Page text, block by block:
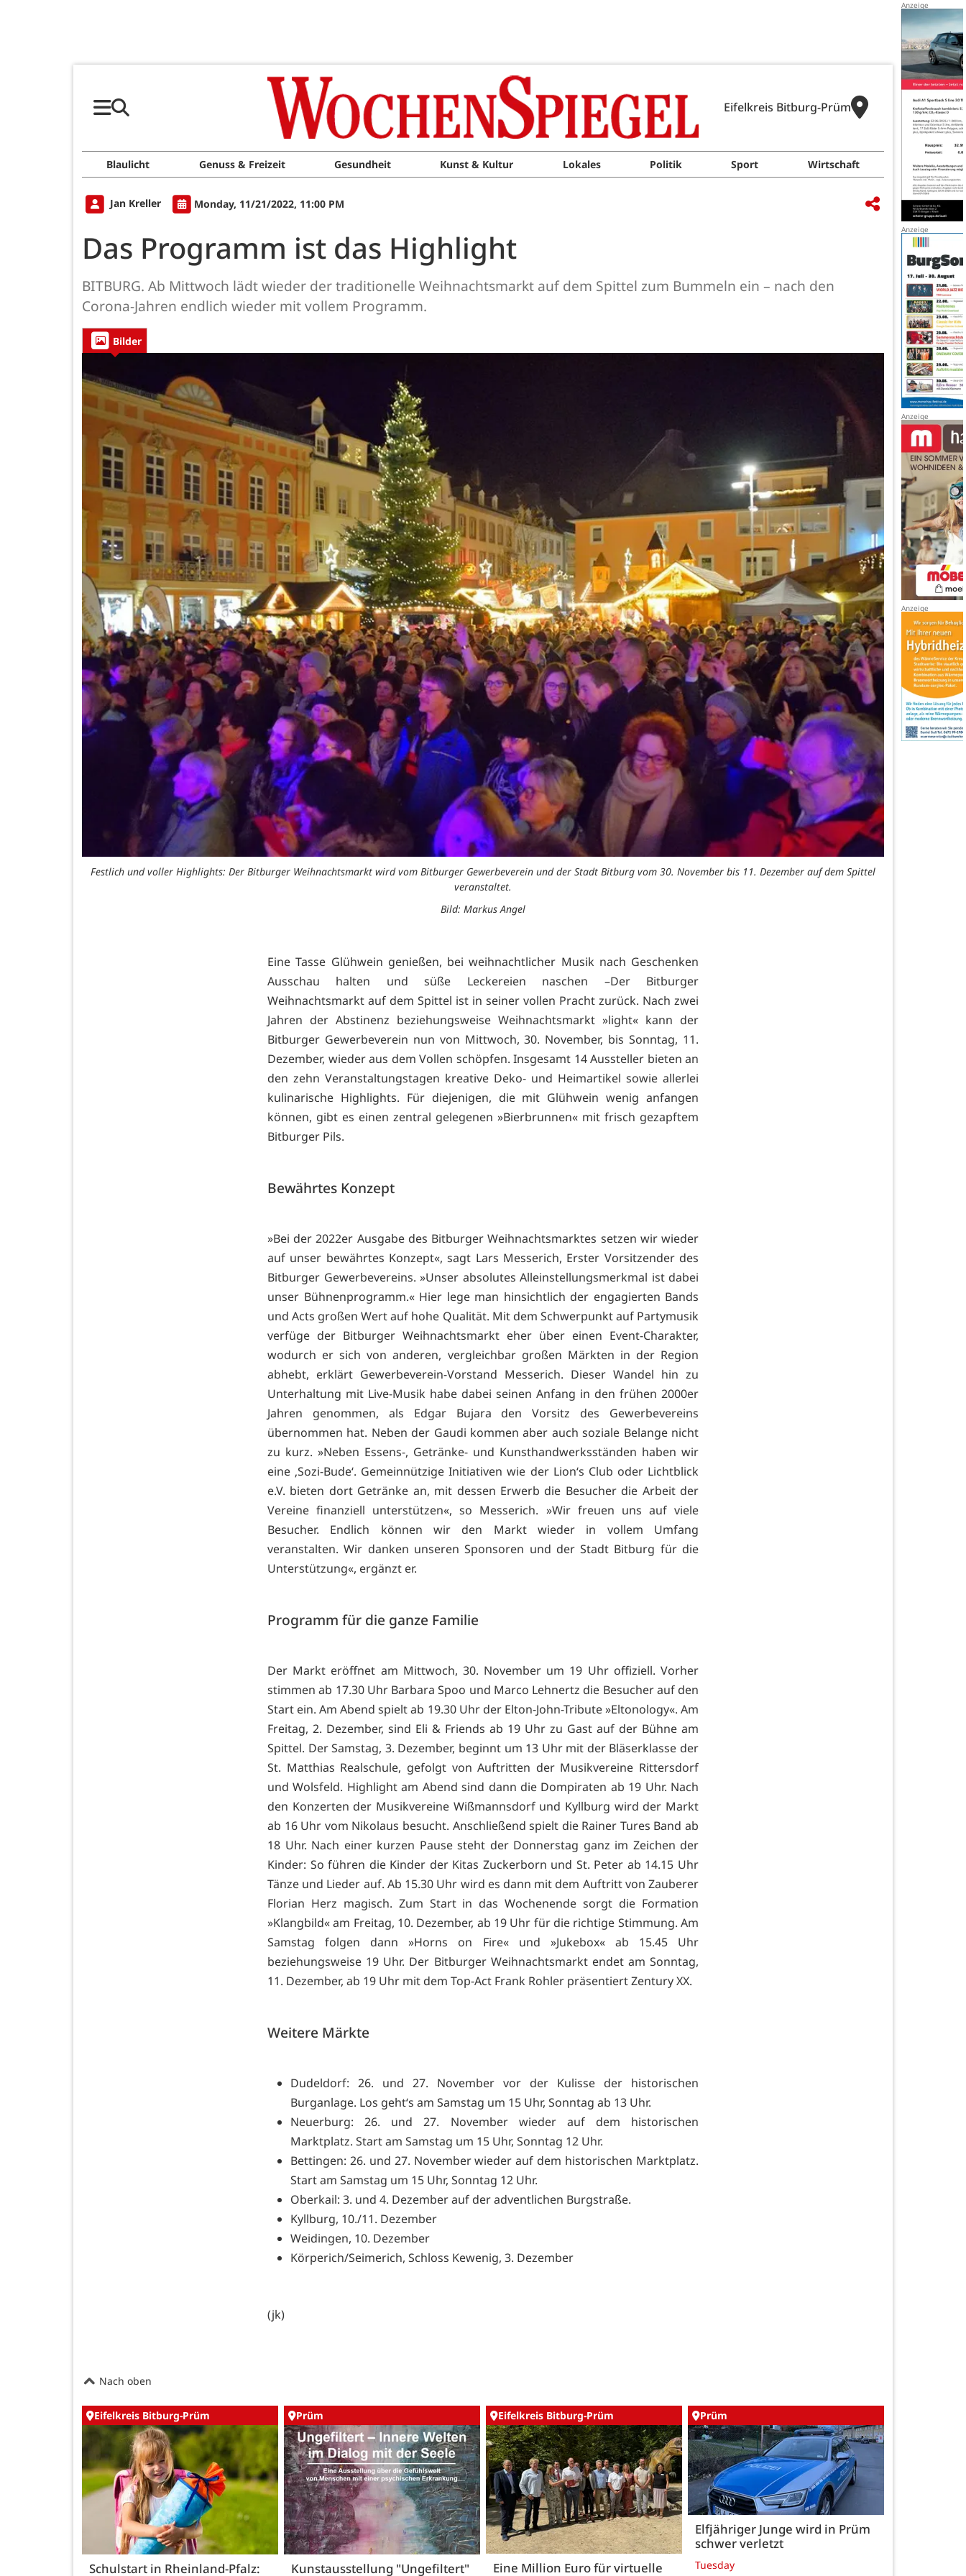
Eifelkreis Bitburg-Prüm
Blaulicht Genuss & Freizeit Gesundheit Kunst & Kultur Lokales Politik Sport Wirtschaft
Jan Kreller Monday, 11/21/2022, 11:00 PM
Das Programm ist das Highlight
BITBURG. Ab Mittwoch lädt wieder der traditionelle Weihnachtsmarkt auf dem Spittel zum Bummeln ein – nach den
Corona-Jahren endlich wieder mit vollem Programm.
Bilder
Festlich und voller Highlights: Der Bitburger Weihnachtsmarkt wird vom Bitburger Gewerbeverein und der Stadt Bitburg vom 30. November bis 11. Dezember auf dem Spittel
veranstaltet.
Bild: Markus Angel
Eine Tasse Glühwein genießen, bei weihnachtlicher Musik nach Geschenken
Ausschau halten und süße Leckereien naschen –Der Bitburger
Weihnachtsmarkt auf dem Spittel ist in seiner vollen Pracht zurück. Nach zwei
Jahren der Abstinenz beziehungsweise Weihnachtsmarkt »light« kann der
Bitburger Gewerbeverein nun von Mittwoch, 30. November, bis Sonntag, 11.
Dezember, wieder aus dem Vollen schöpfen. Insgesamt 14 Aussteller bieten an
den zehn Veranstaltungstagen kreative Deko- und Heimartikel sowie allerlei
kulinarische Highlights. Für diejenigen, die mit Glühwein wenig anfangen
können, gibt es einen zentral gelegenen »Bierbrunnen« mit frisch gezapftem
Bitburger Pils.
Bewährtes Konzept
»Bei der 2022er Ausgabe des Bitburger Weihnachtsmarktes setzen wir wieder
auf unser bewährtes Konzept«, sagt Lars Messerich, Erster Vorsitzender des
Bitburger Gewerbevereins. »Unser absolutes Alleinstellungsmerkmal ist dabei
unser Bühnenprogramm.« Hier lege man hinsichtlich der engagierten Bands
und Acts großen Wert auf hohe Qualität. Mit dem Schwerpunkt auf Partymusik
verfüge der Bitburger Weihnachtsmarkt eher über einen Event-Charakter,
wodurch er sich von anderen, vergleichbar großen Märkten in der Region
abhebt, erklärt Gewerbeverein-Vorstand Messerich. Dieser Wandel hin zu
Unterhaltung mit Live-Musik habe dabei seinen Anfang in den frühen 2000er
Jahren genommen, als Edgar Bujara den Vorsitz des Gewerbevereins
übernommen hat. Neben der Gaudi kommen aber auch soziale Belange nicht
zu kurz. »Neben Essens-, Getränke- und Kunsthandwerksständen haben wir
eine ‚Sozi-Bude‘. Gemeinnützige Initiativen wie der Lion‘s Club oder Lichtblick
e.V. bieten dort Getränke an, mit dessen Erwerb die Besucher die Arbeit der
Vereine finanziell unterstützen«, so Messerich. »Wir freuen uns auf viele
Besucher. Endlich können wir den Markt wieder in vollem Umfang
veranstalten. Wir danken unseren Sponsoren und der Stadt Bitburg für die
Unterstützung«, ergänzt er.
Programm für die ganze Familie
Der Markt eröffnet am Mittwoch, 30. November um 19 Uhr offiziell. Vorher
stimmen ab 17.30 Uhr Barbara Spoo und Marco Lehnertz die Besucher auf den
Start ein. Am Abend spielt ab 19.30 Uhr der Elton-John-Tribute »Eltonology«. Am
Freitag, 2. Dezember, sind Eli & Friends ab 19 Uhr zu Gast auf der Bühne am
Spittel. Der Samstag, 3. Dezember, beginnt um 13 Uhr mit der Bläserklasse der
St. Matthias Realschule, gefolgt von Auftritten der Musikvereine Rittersdorf
und Wolsfeld. Highlight am Abend sind dann die Dompiraten ab 19 Uhr. Nach
den Konzerten der Musikvereine Wißmannsdorf und Kyllburg wird der Markt
ab 16 Uhr vom Nikolaus besucht. Anschließend spielt die Rainer Tures Band ab
18 Uhr. Nach einer kurzen Pause steht der Donnerstag ganz im Zeichen der
Kinder: So führen die Kinder der Kitas Zuckerborn und St. Peter ab 14.15 Uhr
Tänze und Lieder auf. Ab 15.30 Uhr wird es dann mit dem Auftritt von Zauberer
Florian Herz magisch. Zum Start in das Wochenende sorgt die Formation
»Klangbild« am Freitag, 10. Dezember, ab 19 Uhr für die richtige Stimmung. Am
Samstag folgen dann »Horns on Fire« und »Jukebox« ab 15.45 Uhr
beziehungsweise 19 Uhr. Der Bitburger Weihnachtsmarkt endet am Sonntag,
11. Dezember, ab 19 Uhr mit dem Top-Act Frank Rohler präsentiert Zentury XX.
Weitere Märkte
Dudeldorf: 26. und 27. November vor der Kulisse der historischen
Burganlage. Los geht‘s am Samstag um 15 Uhr, Sonntag ab 13 Uhr.
Neuerburg: 26. und 27. November wieder auf dem historischen
Marktplatz. Start am Samstag um 15 Uhr, Sonntag 12 Uhr.
Bettingen: 26. und 27. November wieder auf dem historischen Marktplatz.
Start am Samstag um 15 Uhr, Sonntag 12 Uhr.
Oberkail: 3. und 4. Dezember auf der adventlichen Burgstraße.
Kyllburg, 10./11. Dezember
Weidingen, 10. Dezember
Körperich/Seimerich, Schloss Kewenig, 3. Dezember
(jk)
Nach oben
Eifelkreis Bitburg-Prüm
Schulstart in Rheinland-Pfalz:
Prüm
Kunstausstellung "Ungefiltert"
Eifelkreis Bitburg-Prüm
Eine Million Euro für virtuelle
Prüm
Elfjähriger Junge wird in Prüm
schwer verletzt
Tuesday